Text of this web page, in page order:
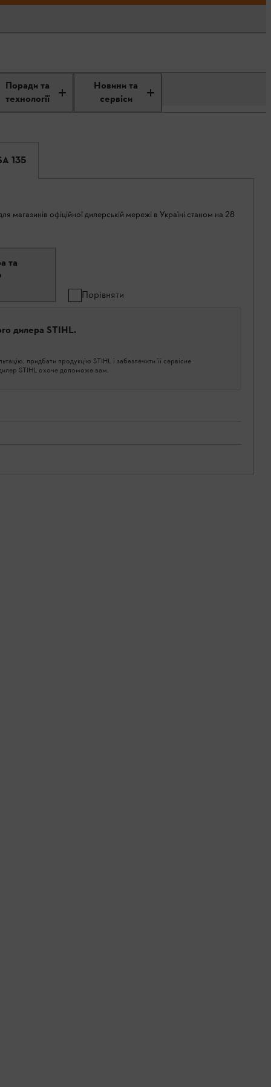
Поради та
технології
Новини та
сервіси
135
магазинів офіційної дилерській мережі в Україні станом на 28
та
Порівняти
дилера STIHL.
придбати продукцію STIHL і забезпечити її сервісне
STIHL охоче допоможе вам.